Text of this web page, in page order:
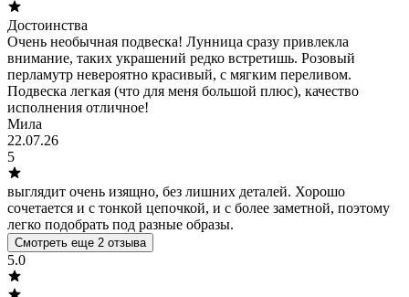
Достоинства
Очень необычная подвеска! Лунница сразу привлекла
внимание, таких украшений редко встретишь. Розовый
перламутр невероятно красивый, с мягким переливом.
Подвеска легкая (что для меня большой плюс), качество
исполнения отличное!
Мила
22.07.26
5
выглядит очень изящно, без лишних деталей. Хорошо
сочетается и с тонкой цепочкой, и с более заметной, поэтому
легко подобрать под разные образы.
Смотреть еще 2 отзыва
5.0